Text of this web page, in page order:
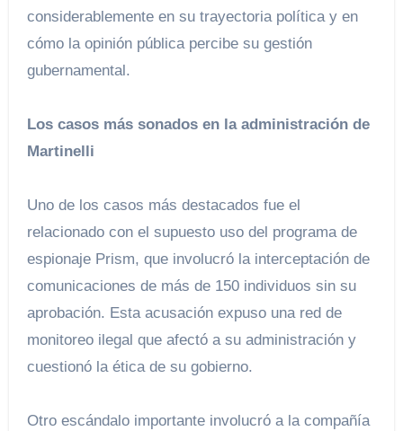
considerablemente en su trayectoria política y en
cómo la opinión pública percibe su gestión
gubernamental.
Los casos más sonados en la administración de
Martinelli
Uno de los casos más destacados fue el
relacionado con el supuesto uso del programa de
espionaje Prism, que involucró la interceptación de
comunicaciones de más de 150 individuos sin su
aprobación. Esta acusación expuso una red de
monitoreo ilegal que afectó a su administración y
cuestionó la ética de su gobierno.
Otro escándalo importante involucró a la compañía